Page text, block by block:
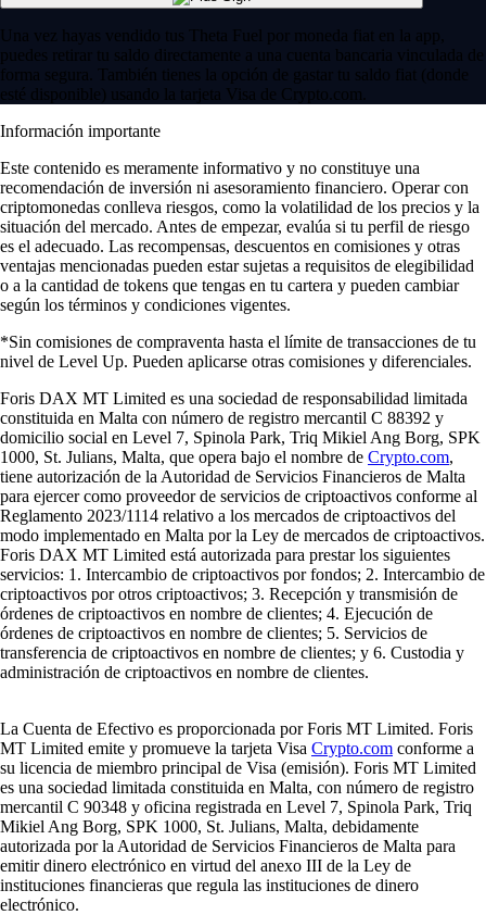
Una vez hayas vendido tus Theta Fuel por moneda fiat en la app,
puedes retirar tu saldo directamente a una cuenta bancaria vinculada de
forma segura. También tienes la opción de gastar tu saldo fiat (donde
esté disponible) usando la tarjeta Visa de Crypto.com.
Información importante
Este contenido es meramente informativo y no constituye una
recomendación de inversión ni asesoramiento financiero. Operar con
criptomonedas conlleva riesgos, como la volatilidad de los precios y la
situación del mercado. Antes de empezar, evalúa si tu perfil de riesgo
es el adecuado. Las recompensas, descuentos en comisiones y otras
ventajas mencionadas pueden estar sujetas a requisitos de elegibilidad
o a la cantidad de tokens que tengas en tu cartera y pueden cambiar
según los términos y condiciones vigentes.
*Sin comisiones de compraventa hasta el límite de transacciones de tu
nivel de Level Up. Pueden aplicarse otras comisiones y diferenciales.
Foris DAX MT Limited es una sociedad de responsabilidad limitada
constituida en Malta con número de registro mercantil C 88392 y
domicilio social en Level 7, Spinola Park, Triq Mikiel Ang Borg, SPK
1000, St. Julians, Malta, que opera bajo el nombre de Crypto.com,
tiene autorización de la Autoridad de Servicios Financieros de Malta
para ejercer como proveedor de servicios de criptoactivos conforme al
Reglamento 2023/1114 relativo a los mercados de criptoactivos del
modo implementado en Malta por la Ley de mercados de criptoactivos.
Foris DAX MT Limited está autorizada para prestar los siguientes
servicios: 1. Intercambio de criptoactivos por fondos; 2. Intercambio de
criptoactivos por otros criptoactivos; 3. Recepción y transmisión de
órdenes de criptoactivos en nombre de clientes; 4. Ejecución de
órdenes de criptoactivos en nombre de clientes; 5. Servicios de
transferencia de criptoactivos en nombre de clientes; y 6. Custodia y
administración de criptoactivos en nombre de clientes.
La Cuenta de Efectivo es proporcionada por Foris MT Limited. Foris
MT Limited emite y promueve la tarjeta Visa Crypto.com conforme a
su licencia de miembro principal de Visa (emisión). Foris MT Limited
es una sociedad limitada constituida en Malta, con número de registro
mercantil C 90348 y oficina registrada en Level 7, Spinola Park, Triq
Mikiel Ang Borg, SPK 1000, St. Julians, Malta, debidamente
autorizada por la Autoridad de Servicios Financieros de Malta para
emitir dinero electrónico en virtud del anexo III de la Ley de
instituciones financieras que regula las instituciones de dinero
electrónico.